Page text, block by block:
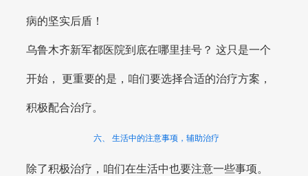
病的坚实后盾！
乌鲁木齐新军都医院到底在哪里挂号？ 这只是一个
开始， 更重要的是，咱们要选择合适的治疗方案，
积极配合治疗。
六、 生活中的注意事项，辅助治疗
除了积极治疗，咱们在生活中也要注意一些事项。